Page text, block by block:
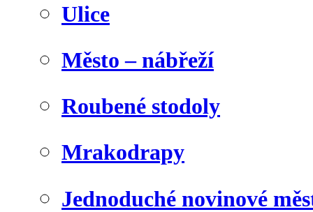
Ulice
Město – nábřeží
Roubené stodoly
Mrakodrapy
Jednoduché novinové